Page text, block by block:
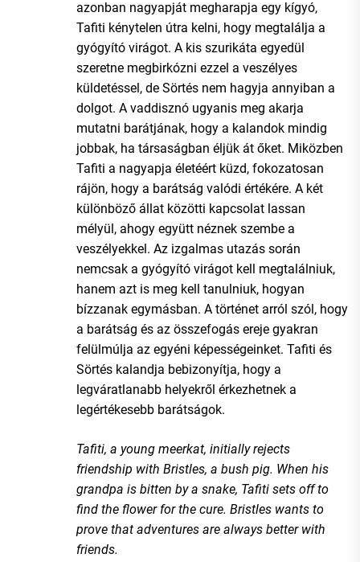
azonban nagyapját megharapja egy kígyó,
Tafiti kénytelen útra kelni, hogy megtalálja a
gyógyító virágot. A kis szurikáta egyedül
szeretne megbirkózni ezzel a veszélyes
küldetéssel, de Sörtés nem hagyja annyiban a
dolgot. A vaddisznó ugyanis meg akarja
mutatni barátjának, hogy a kalandok mindig
jobbak, ha társaságban éljük át őket. Miközben
Tafiti a nagyapja életéért küzd, fokozatosan
rájön, hogy a barátság valódi értékére. A két
különböző állat közötti kapcsolat lassan
mélyül, ahogy együtt néznek szembe a
veszélyekkel. Az izgalmas utazás során
nemcsak a gyógyító virágot kell megtalálniuk,
hanem azt is meg kell tanulniuk, hogyan
bízzanak egymásban. A történet arról szól, hogy
a barátság és az összefogás ereje gyakran
felülmúlja az egyéni képességeinket. Tafiti és
Sörtés kalandja bebizonyítja, hogy a
legváratlanabb helyekről érkezhetnek a
legértékesebb barátságok.
Tafiti, a young meerkat, initially rejects
friendship with Bristles, a bush pig. When his
grandpa is bitten by a snake, Tafiti sets off to
find the flower for the cure. Bristles wants to
prove that adventures are always better with
friends.